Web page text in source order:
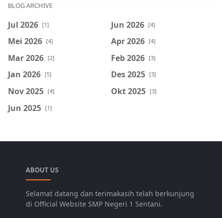
BLOG ARCHIVE
Jul 2026 [1] Jun 2026 [4]
Mei 2026 [4] Apr 2026 [4]
Mar 2026 [2] Feb 2026 [3]
Jan 2026 [5] Des 2025 [3]
Nov 2025 [4] Okt 2025 [3]
Jun 2025 [1]
ABOUT US
Selamat datang dan terimakasih telah berkunjung
di Official Website SMP Negeri 1 Sentani.